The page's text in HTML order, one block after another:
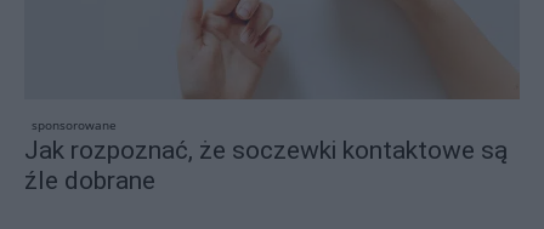
sponsorowane
Jak rozpoznać, że soczewki kontaktowe są
źle dobrane